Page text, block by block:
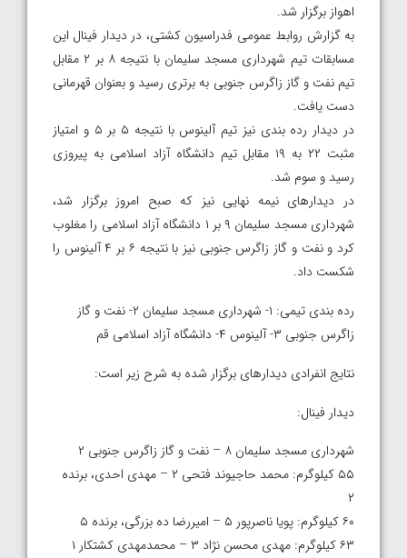
اهواز برگزار شد.
به گزارش روابط عمومی فدراسیون کشتی، در دیدار فینال این
مسابقات تیم شهرداری مسجد سلیمان با نتیجه ۸ بر ۲ مقابل
تیم نفت و گاز زاگرس جنوبی به برتری رسید و بعنوان قهرمانی
دست یافت.
در دیدار رده بندی نیز تیم آلینوس با نتیجه ۵ بر ۵ و امتیاز
مثبت ۲۲ به ۱۹ مقابل تیم دانشگاه آزاد اسلامی به پیروزی
رسید و سوم شد.
در دیدارهای نیمه نهایی نیز که صبح امروز برگزار شد،
شهرداری مسجد سلیمان ۹ بر ۱ دانشگاه آزاد اسلامی را مغلوب
کرد و نفت و گاز زاگرس جنوبی نیز با نتیجه ۶ بر ۴ آلینوس را
شکست داد.
رده بندی تیمی: ۱- شهرداری مسجد سلیمان ۲- نفت و گاز
زاگرس جنوبی ۳- آلینوس ۴- دانشگاه آزاد اسلامی قم
نتایج انفرادی دیدارهای برگزار شده به شرح زیر است:
دیدار فینال:
شهرداری مسجد سلیمان ۸ – نفت و گاز زاگرس جنوبی ۲
۵۵ کیلوگرم: محمد حاجیوند فتحی ۲ – مهدی احدی، برنده
۲
۶۰ کیلوگرم: پویا ناصرپور ۵ – امیررضا ده بزرگی، برنده ۵
۶۳ کیلوگرم: مهدی محسن نژاد ۳ – محمدمهدی کشتکار ۱